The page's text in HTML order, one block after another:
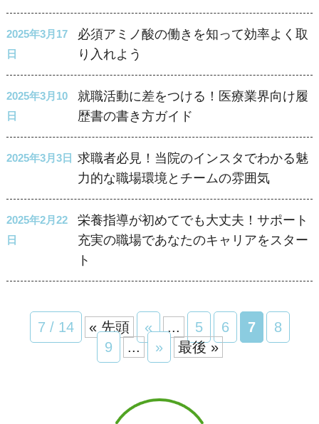
2025年3月17
日
必須アミノ酸の働きを知って効率よく取
り入れよう
2025年3月10
日
就職活動に差をつける！医療業界向け履
歴書の書き方ガイド
2025年3月3日
求職者必見！当院のインスタでわかる魅
力的な職場環境とチームの雰囲気
2025年2月22
日
栄養指導が初めてでも大丈夫！サポート
充実の職場であなたのキャリアをスター
ト
7 / 14 « 先頭 « ... 5 6 7
8
9
... » 最後 »